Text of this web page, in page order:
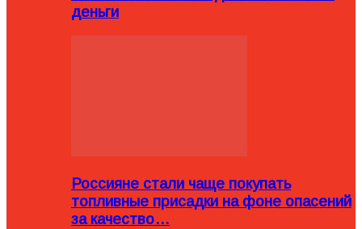
деньги
Россияне стали чаще покупать
топливные присадки на фоне опасений
за качество…